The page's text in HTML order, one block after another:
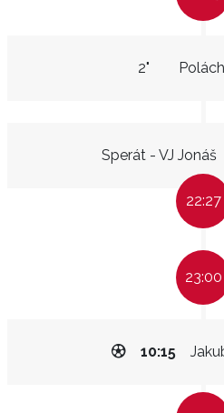
2"
Sperát - VJ Jonáš
22:27
23:00
10:15